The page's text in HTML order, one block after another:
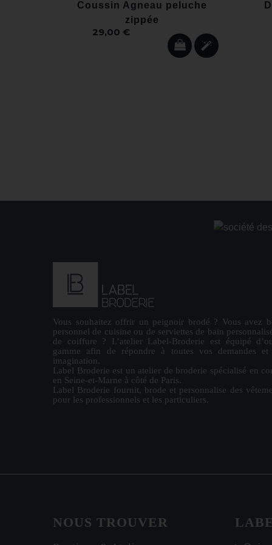
Coussin Agneau peluche
zippée
29,00 €
Vous souhaitez offrir un peignoir brodé ? Vous avez
personnel de cuisine ou de serviettes de bain
de coiffure ? L’atelier Label-Broderie est équipé
gamme afin de répondre à toutes vos demandes
imagination.
Label Broderie est un atelier de broderie spécialisé en
en Seine-et-Marne à côté de Paris.
Label Broderie fournit, brode et personnalise des
pour les professionnels et les particuliers.
NOUS TROUVER